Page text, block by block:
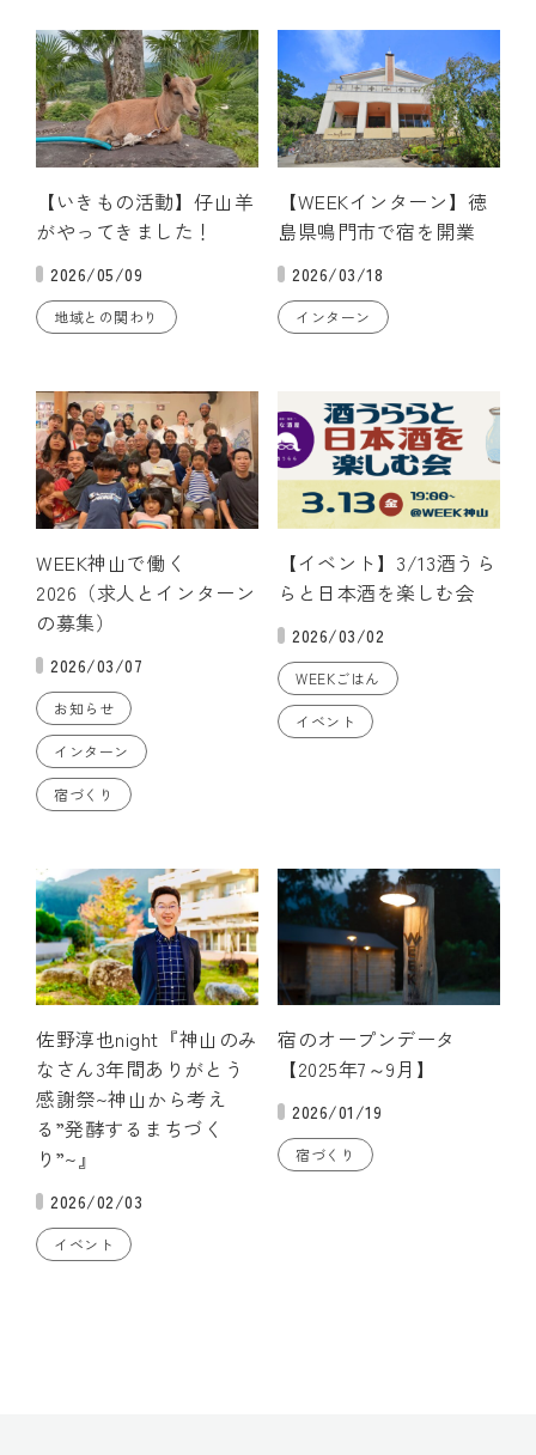
【いきもの活動】仔山羊
がやってきました！
2026/05/09
地域との関わり
【WEEKインターン】徳
島県鳴門市で宿を開業
2026/03/18
インターン
WEEK神山で働く
2026（求人とインターン
の募集）
2026/03/07
お知らせ
インターン
宿づくり
【イベント】3/13酒うら
らと日本酒を楽しむ会
2026/03/02
WEEKごはん
イベント
佐野淳也night『神山のみ
なさん3年間ありがとう
感謝祭~神山から考え
る”発酵するまちづく
り”~』
2026/02/03
イベント
宿のオープンデータ
【2025年7～9月】
2026/01/19
宿づくり